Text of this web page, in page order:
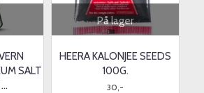
SALT
På lager
HEERA KALONJEE SEEDS
100G.
30,-